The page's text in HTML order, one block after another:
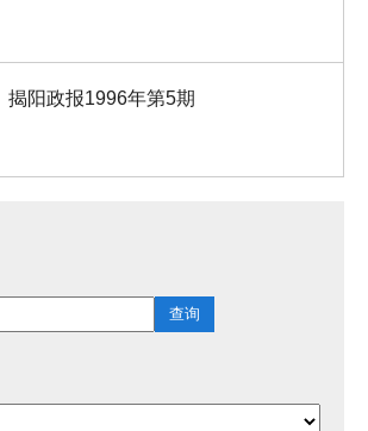
揭阳政报1996年第5期